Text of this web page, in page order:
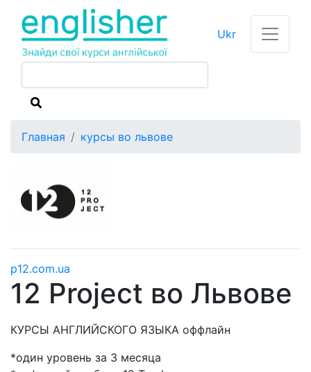
Ukr
Главная курсы во львове
p12.com.ua
12 Project во Львове
КУРСЫ АНГЛИЙСКОГО ЯЗЫКА оффлайн
*один уровень за 3 месяца